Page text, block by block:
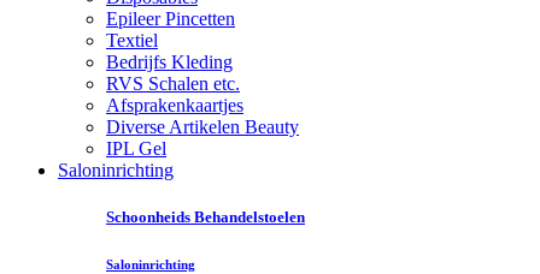
Epileer Pincetten
Textiel
Bedrijfs Kleding
RVS Schalen etc.
Afsprakenkaartjes
Diverse Artikelen Beauty
IPL Gel
Saloninrichting
Schoonheids Behandelstoelen
Saloninrichting